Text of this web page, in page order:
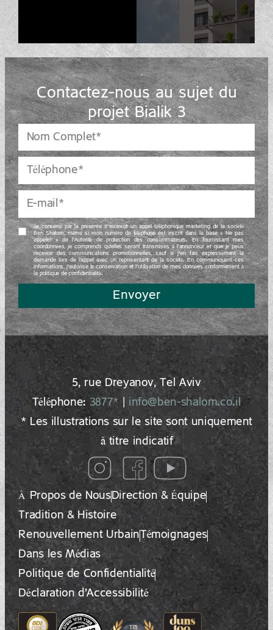
Contactez-nous au sujet du
projet Bialik 3
Je consens par la présente à recevoir un appel téléphonique marketing de la société
Ben Shalom, même si mon numéro de téléphone est inscrit dans la base « Ne pas
appeler » de l’Autorité de protection des consommateurs. En fournissant mes
coordonnées, je comprends qu’elles seront transmises à l’annonceur et que je peux
recevoir des communications promotionnelles, sauf si j’en fais expressément la
demande lors de l’appel avec un représentant de la société. En communiquant ces
informations, j’autorise la conservation et l’utilisation de mes données conformément à
la politique de confidentialité.
Envoyer
5, rue Dreyano‍v, Tel Aviv
Téléphone: 3877*
info@ben-shalom.co.il
* Les illustrations sur le site sont uniquement
à titre indicatif
À Propos de NousDirection & Équipe
Tradition & Histoire
Renouvellement UrbainTémoignages
Dans les Médias
Politique de Confidentialité
Déclaration d’Accessibilité